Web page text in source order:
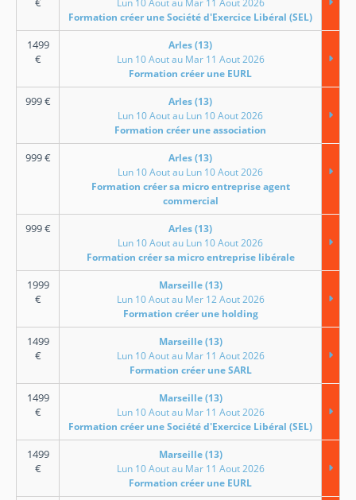
Lun 10 Aout au Mar 11 Aout 2026
Formation créer une Société d'Exercice Libéral (SEL)
1499
€
Arles (13)
Lun 10 Aout au Mar 11 Aout 2026
Formation créer une EURL
999€
Arles (13)
Lun 10 Aout au Lun 10 Aout 2026
Formation créer une association
999€
Arles (13)
Lun 10 Aout au Lun 10 Aout 2026
Formation créer sa micro entreprise agent
commercial
999€
Arles (13)
Lun 10 Aout au Lun 10 Aout 2026
Formation créer sa micro entreprise libérale
1999
€
Marseille (13)
Lun 10 Aout au Mer 12 Aout 2026
Formation créer une holding
1499
€
Marseille (13)
Lun 10 Aout au Mar 11 Aout 2026
Formation créer une SARL
1499
€
Marseille (13)
Lun 10 Aout au Mar 11 Aout 2026
Formation créer une Société d'Exercice Libéral (SEL)
1499
€
Marseille (13)
Lun 10 Aout au Mar 11 Aout 2026
Formation créer une EURL